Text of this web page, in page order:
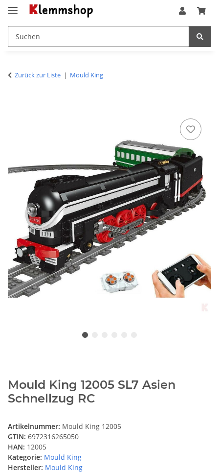
Zurück zur Liste Mould King
Mould King 12005 SL7 Asien
Schnellzug RC
Artikelnummer: Mould King 12005
GTIN: 6972316265050
HAN: 12005
Kategorie: Mould King
Hersteller: Mould King